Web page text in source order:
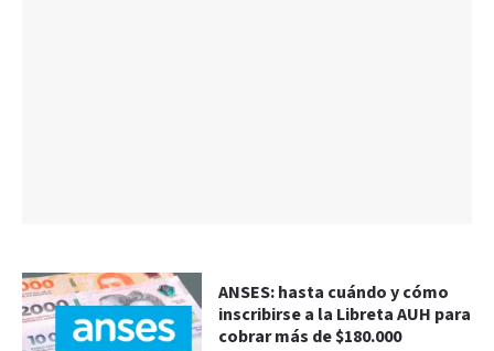
ANSES: hasta cuándo y cómo
inscribirse a la Libreta AUH para
cobrar más de $180.000